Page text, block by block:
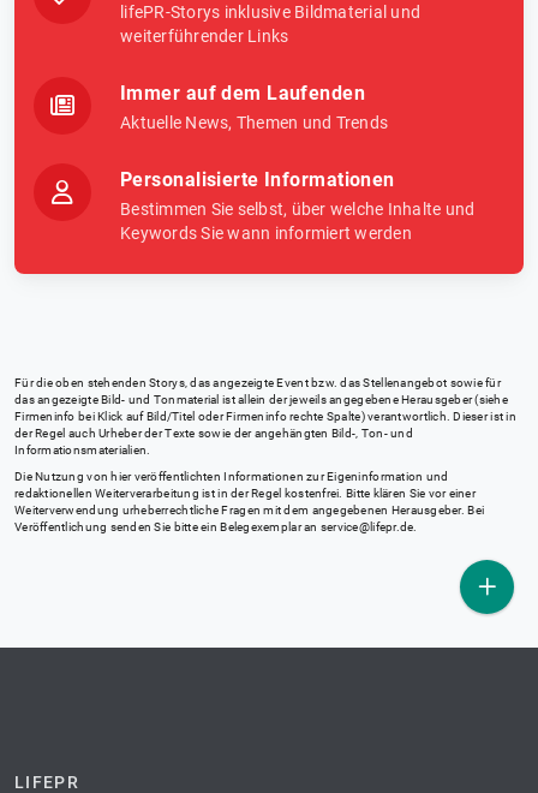
lifePR-Storys inklusive Bildmaterial und
weiterführender Links
Immer auf dem Laufenden
Aktuelle News, Themen und Trends
Personalisierte Informationen
Bestimmen Sie selbst, über welche Inhalte und
Keywords Sie wann informiert werden
Für die oben stehenden Storys, das angezeigte Event bzw. das Stellenangebot sowie für
das angezeigte Bild- und Tonmaterial ist allein der jeweils angegebene Herausgeber (siehe
Firmeninfo bei Klick auf Bild/Titel oder Firmeninfo rechte Spalte) verantwortlich. Dieser ist in
der Regel auch Urheber der Texte sowie der angehängten Bild-, Ton- und
Informationsmaterialien.
Die Nutzung von hier veröffentlichten Informationen zur Eigeninformation und
redaktionellen Weiterverarbeitung ist in der Regel kostenfrei. Bitte klären Sie vor einer
Weiterverwendung urheberrechtliche Fragen mit dem angegebenen Herausgeber. Bei
Veröffentlichung senden Sie bitte ein Belegexemplar an service@lifepr.de
LIFEPR